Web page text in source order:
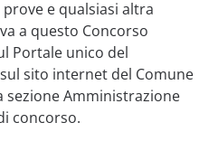
e qualsiasi altra
a questo Concorso
Portale unico del
sito internet del Comune
sezione Amministrazione
concorso.